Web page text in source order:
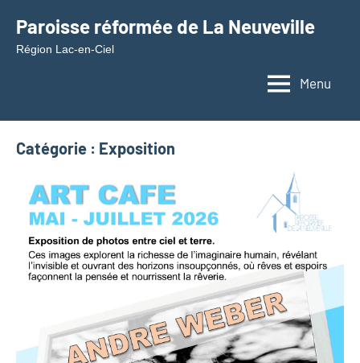
contenu
Paroisse réformée de La Neuveville
Région Lac-en-Ciel
Menu
Catégorie : Exposition